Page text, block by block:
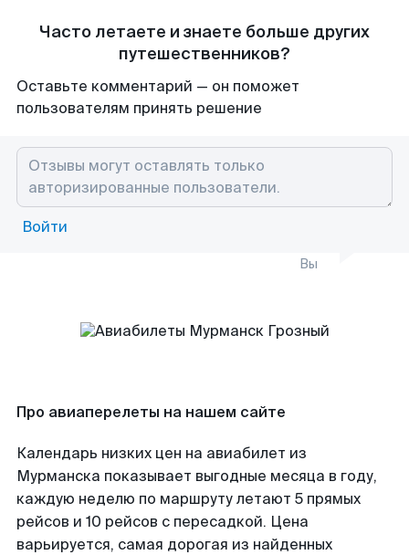
Часто летаете и знаете больше других
путешественников?
Оставьте комментарий — он поможет
пользователям принять решение
Войти
Вы
Про авиаперелеты на нашем сайте
Календарь низких цен на авиабилет из
Мурманска показывает выгодные месяца в году,
каждую неделю по маршруту летают 5 прямых
рейсов и 10 рейсов с пересадкой. Цена
варьируется, самая дорогая из найденных